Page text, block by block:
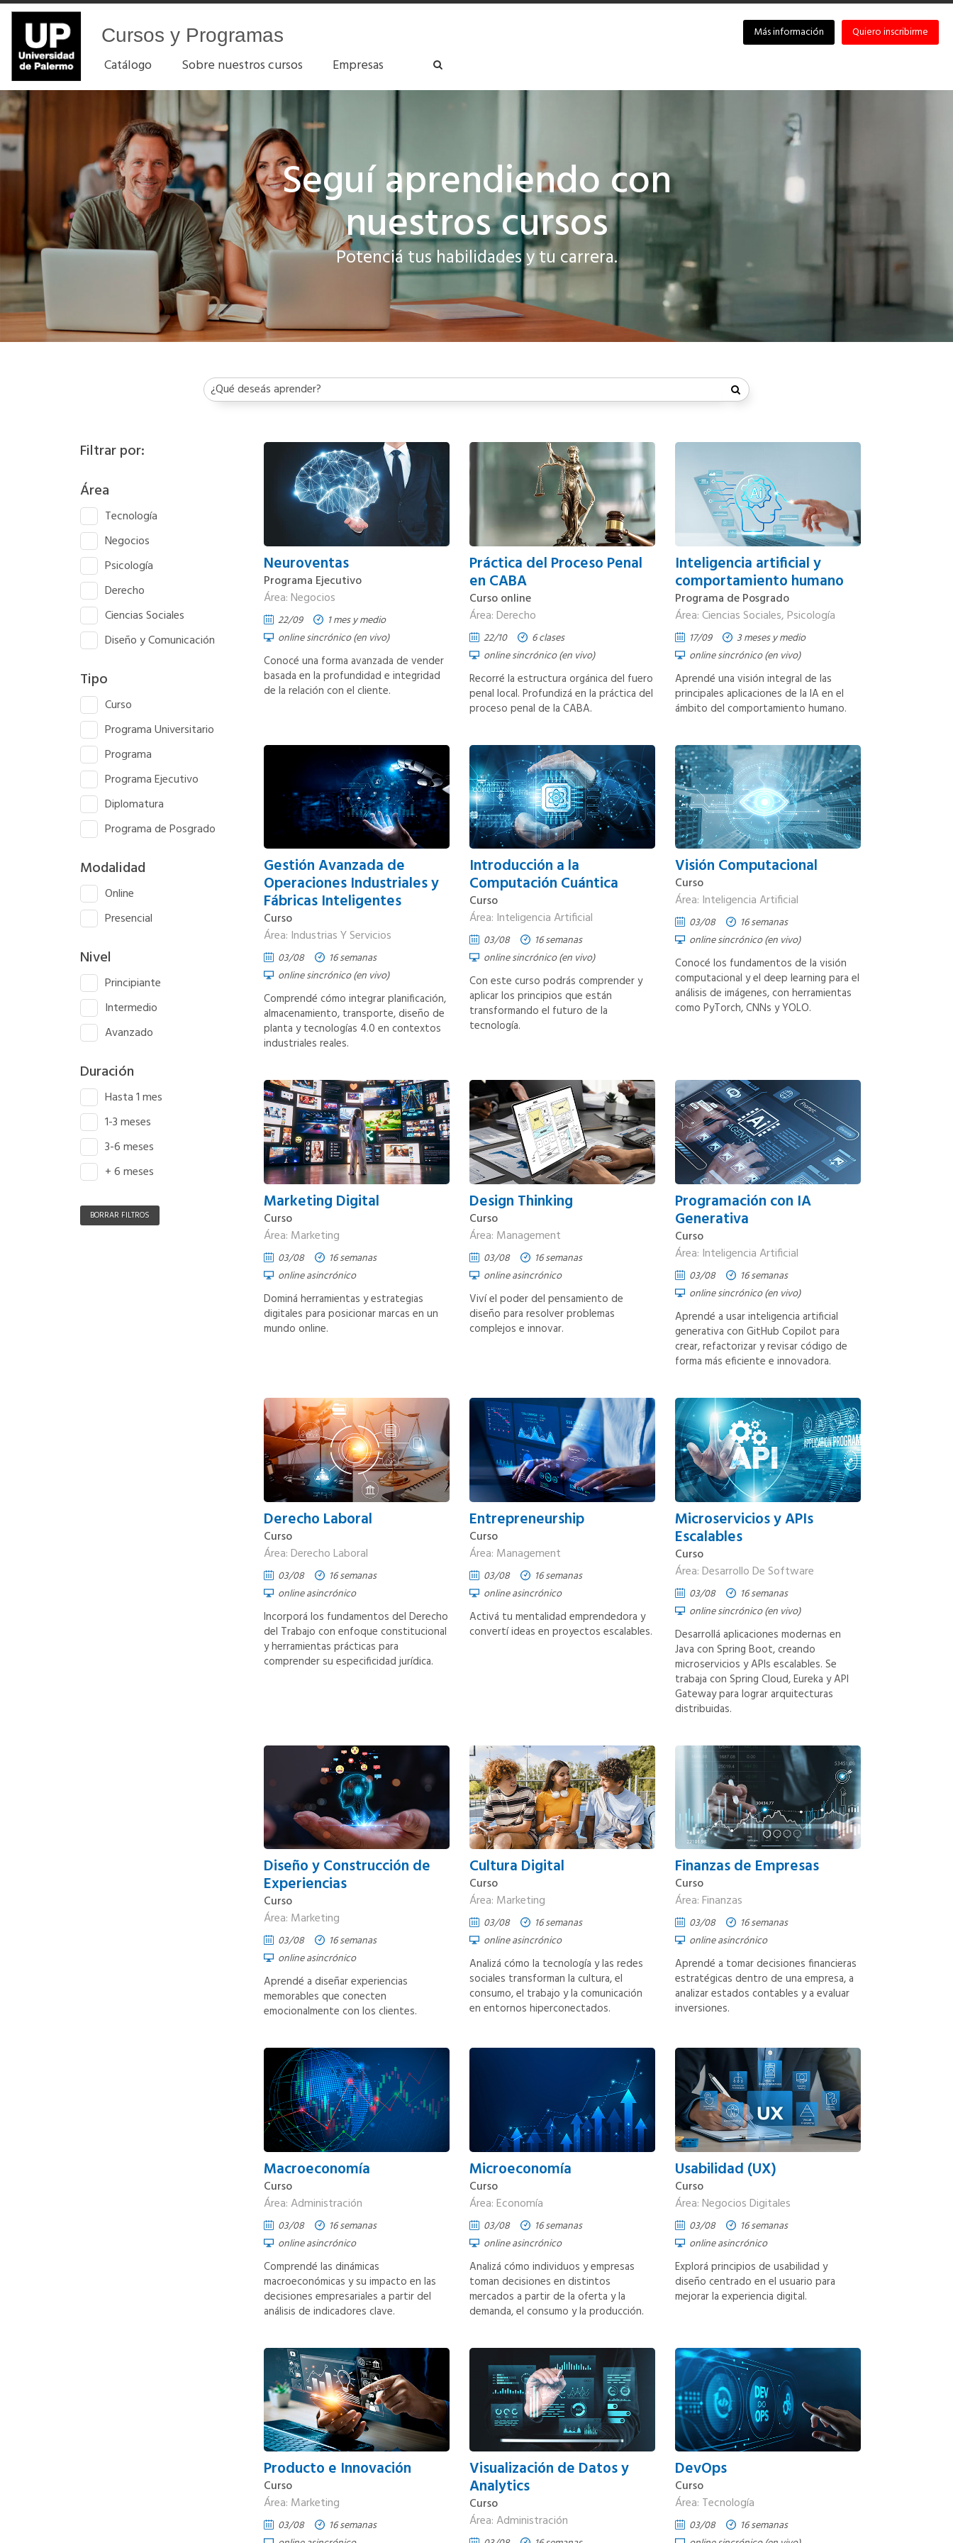
Cursos y Programas Quiero inscribirme
Más información
Catálogo Sobre nuestros cursos Empresas
Cursos y programas de la Universidad de Palermo
Seguí aprendiendo con
nuestros cursos
Potenciá tus habilidades y tu carrera.
Filtrar por:
Área
Tecnología
Negocios
Psicología
Derecho
Ciencias Sociales
Diseño y Comunicación
Tipo
Curso
Programa Universitario
Programa
Programa Ejecutivo
Diplomatura
Programa de Posgrado
Modalidad
Online
Presencial
Nivel
Principiante
Intermedio
Avanzado
Duración
Hasta 1 mes
1-3 meses
3-6 meses
+ 6 meses
BORRAR FILTROS
Neuroventas
Programa Ejecutivo
Área: Negocios
22/09
1 mes y medio
online sincrónico (en vivo)
Conocé una forma avanzada de vender
basada en la profundidad e integridad
de la relación con el cliente.
Práctica del Proceso Penal
en CABA
Curso online
Área: Derecho
22/10
6 clases
online sincrónico (en vivo)
Recorré la estructura orgánica del fuero
penal local. Profundizá en la práctica del
proceso penal de la CABA.
Inteligencia artificial y
comportamiento humano
Programa de Posgrado
Área: Ciencias Sociales, Psicología
17/09
3 meses y medio
online sincrónico (en vivo)
Aprendé una visión integral de las
principales aplicaciones de la IA en el
ámbito del comportamiento humano.
Gestión Avanzada de
Operaciones Industriales y
Fábricas Inteligentes
Curso
Área: Industrias Y Servicios
03/08
16 semanas
online sincrónico (en vivo)
Comprendé cómo integrar planificación,
almacenamiento, transporte, diseño de
planta y tecnologías 4.0 en contextos
industriales reales.
Introducción a la
Computación Cuántica
Curso
Área: Inteligencia Artificial
03/08
16 semanas
online sincrónico (en vivo)
Con este curso podrás comprender y
aplicar los principios que están
transformando el futuro de la
tecnología.
Visión Computacional
Curso
Área: Inteligencia Artificial
03/08
16 semanas
online sincrónico (en vivo)
Conocé los fundamentos de la visión
computacional y el deep learning para el
análisis de imágenes, con herramientas
como PyTorch, CNNs y YOLO.
Marketing Digital
Curso
Área: Marketing
03/08
16 semanas
online asincrónico
Dominá herramientas y estrategias
digitales para posicionar marcas en un
mundo online.
Design Thinking
Curso
Área: Management
03/08
16 semanas
online asincrónico
Viví el poder del pensamiento de
diseño para resolver problemas
complejos e innovar.
Programación con IA
Generativa
Curso
Área: Inteligencia Artificial
03/08
16 semanas
online sincrónico (en vivo)
Aprendé a usar inteligencia artificial
generativa con GitHub Copilot para
crear, refactorizar y revisar código de
forma más eficiente e innovadora.
Derecho Laboral
Curso
Área: Derecho Laboral
03/08
16 semanas
online asincrónico
Incorporá los fundamentos del Derecho
del Trabajo con enfoque constitucional
y herramientas prácticas para
comprender su especificidad jurídica.
Entrepreneurship
Curso
Área: Management
03/08
16 semanas
online asincrónico
Activá tu mentalidad emprendedora y
convertí ideas en proyectos escalables.
Microservicios y APIs
Escalables
Curso
Área: Desarrollo De Software
03/08
16 semanas
online sincrónico (en vivo)
Desarrollá aplicaciones modernas en
Java con Spring Boot, creando
microservicios y APIs escalables. Se
trabaja con Spring Cloud, Eureka y API
Gateway para lograr arquitecturas
distribuidas.
Diseño y Construcción de
Experiencias
Curso
Área: Marketing
03/08
16 semanas
online asincrónico
Aprendé a diseñar experiencias
memorables que conecten
emocionalmente con los clientes.
Cultura Digital
Curso
Área: Marketing
03/08
16 semanas
online asincrónico
Analizá cómo la tecnología y las redes
sociales transforman la cultura, el
consumo, el trabajo y la comunicación
en entornos hiperconectados.
Finanzas de Empresas
Curso
Área: Finanzas
03/08
16 semanas
online asincrónico
Aprendé a tomar decisiones financieras
estratégicas dentro de una empresa, a
analizar estados contables y a evaluar
inversiones.
Macroeconomía
Curso
Área: Administración
03/08
16 semanas
online asincrónico
Comprendé las dinámicas
macroeconómicas y su impacto en las
decisiones empresariales a partir del
análisis de indicadores clave.
Microeconomía
Curso
Área: Economía
03/08
16 semanas
online asincrónico
Analizá cómo individuos y empresas
toman decisiones en distintos
mercados a partir de la oferta y la
demanda, el consumo y la producción.
Usabilidad (UX)
Curso
Área: Negocios Digitales
03/08
16 semanas
online asincrónico
Explorá principios de usabilidad y
diseño centrado en el usuario para
mejorar la experiencia digital.
Producto e Innovación
Curso
Área: Marketing
03/08
16 semanas
Visualización de Datos y
Analytics
Curso
Área: Administración
DevOps
Curso
Área: Tecnología
03/08
16 semanas